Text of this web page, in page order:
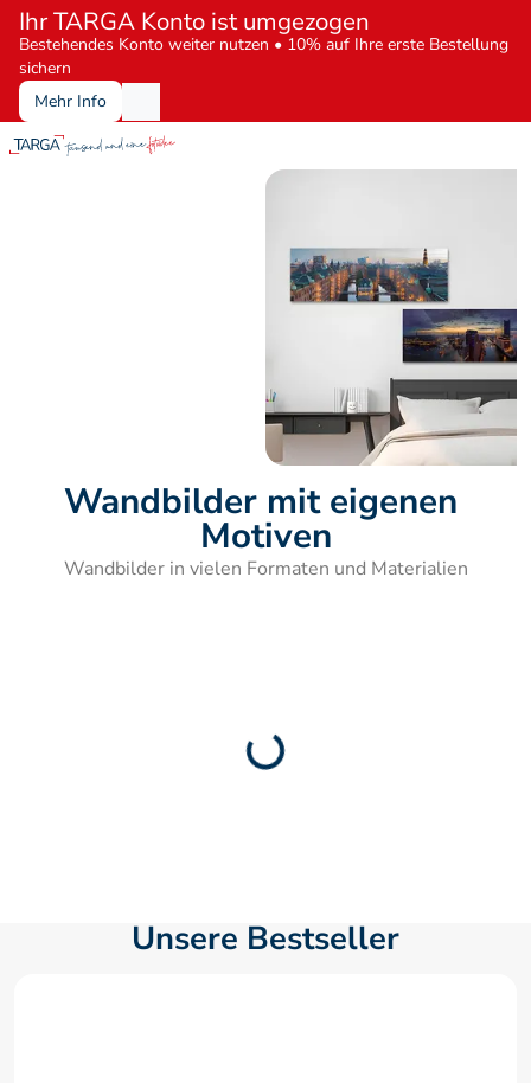
Ihr TARGA Konto ist umgezogen
Bestehendes Konto weiter nutzen • 10% auf Ihre erste Bestellung
sichern
Mehr Info
Wandbilder mit eigenen
Motiven
Wandbilder in vielen Formaten und Materialien
Unsere Bestseller